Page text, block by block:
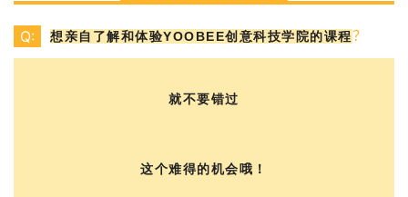
Q: 想亲自了解和体验YOOBEE创意科技学院的课程？
就不要错过
这个难得的机会哦！